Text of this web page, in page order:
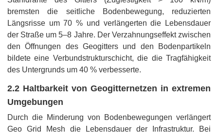
bremsten die seitliche Bodenbewegung, reduzierten
Längsrisse um 70 % und verlängerten die Lebensdauer
der Straße um 5–8 Jahre. Der Verzahnungseffekt zwischen
den Öffnungen des Geogitters und den Bodenpartikeln
bildete eine Verbundstrukturschicht, die die Tragfähigkeit
des Untergrunds um 40 % verbesserte.
2.2 Haltbarkeit von Geogitternetzen in extremen
Umgebungen
Durch die Minderung von Bodenbewegungen verlängert
Geo Grid Mesh die Lebensdauer der Infrastruktur. Bei